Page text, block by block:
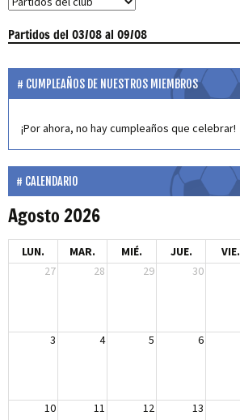
Partidosdel 03/08 al 09/08
CUMPLEAÑOS DE NUESTROS MIEMBROS
¡Por ahora, no hay cumpleaños que celebrar!
CALENDARIO
Agosto 2026
LUN. MAR. MIÉ. JUE. VIE.
27
28 29 30
3 4 5 6
10 11 12 13